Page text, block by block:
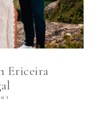
Ericeira
Vargas